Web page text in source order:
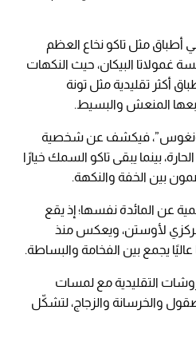
مثل تاكو نخاع العظم
غمولاتا البيكان، حيث النكهات
أكثر تقليدية مثل تونة
المنعش والبسيط.
فيكشف عن شخصية
بينما يبقى تاكو السمك خيارًا
بين الخفة والنكهة.
عن المائدة نفسها؛ إذ يقع
لأوستن، ويعكس منذ
يجمع بين الفخامة والبساطة.
التقليدية مع لمسات
والخرسانة والزجاج، لتشكّل